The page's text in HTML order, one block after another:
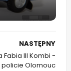
NASTĘPNY
Fabia III Kombi -
policie Olomouc